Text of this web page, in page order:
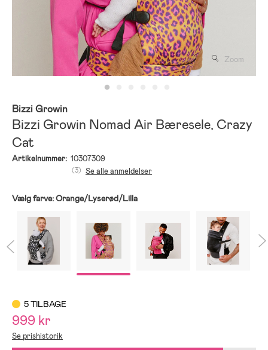
Zoom
Bizzi Growin
Bizzi Growin Nomad Air Bæresele, Crazy
Cat
Artikelnummer: 10307309
(3) Se alle anmeldelser
Vælg farve:Orange/Lyserød/Lilla
5 TILBAGE
999 kr
Se prishistorik